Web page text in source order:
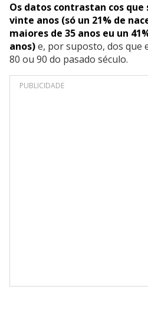
Os datos contrastan cos
vinte anos (só un 21% de
maiores de 35 anos eu un
anos)e, por suposto, dos que
80 ou 90 do pasado século.
PUBLICIDADE